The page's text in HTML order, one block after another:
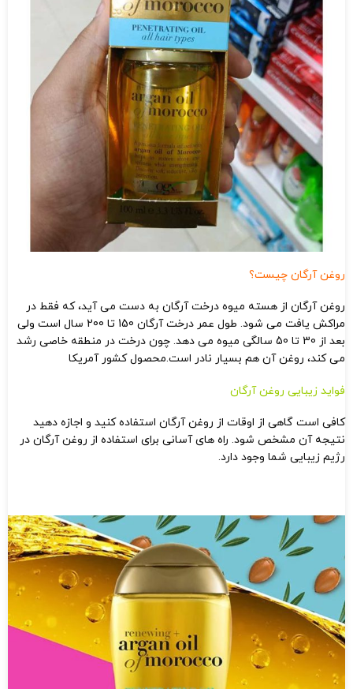
روغن آرگان چیست؟
روغن آرگان از هسته میوه درخت آرگان به دست می آید، که فقط در
مراکش یافت می شود. طول عمر درخت آرگان 150 تا 200 سال است ولی
بعد از 30 تا 50 سالگی میوه می دهد. چون درخت در منطقه خاصی رشد
می کند، روغن آن هم بسیار نادر است.محصول کشور آمریکا
فواید زیبایی روغن آرگان
کافی است گاهی از اوقات از روغن آرگان استفاده کنید و اجازه دهید
نتیجه آن مشخص شود. راه های آسانی برای استفاده از روغن آرگان در
رژیم زیبایی شما وجود دارد.